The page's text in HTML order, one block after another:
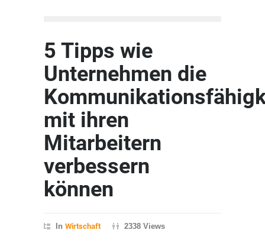
5 Tipps wie
Unternehmen die
mit ihren
Mitarbeitern
verbessern
können
In Wirtschaft 2338 Views